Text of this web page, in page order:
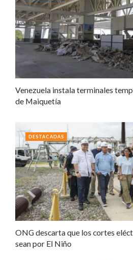
Venezuela instala terminales
de Maiquetía
ONG descarta que los cortes
sean por El Niño
DESTACADAS